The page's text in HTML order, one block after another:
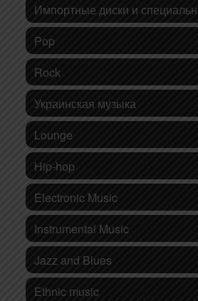
Импортные диски и
Pop
Rock
Украинская музыка
Lounge
Hip-hop
Electronic Music
Instrumental Music
Jazz and Blues
Ethnic music